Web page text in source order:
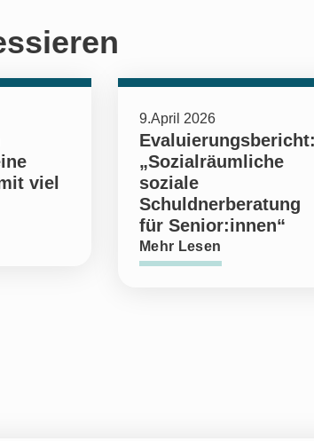
viel
9.April 2026
Evaluierungsbericht:
„Sozialräumliche
soziale
Schuldnerberatung
für Senior:innen“
Mehr Lesen